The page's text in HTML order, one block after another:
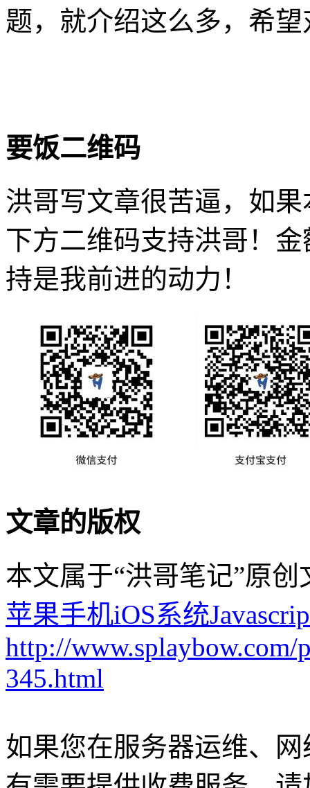
题，就介绍这么多，希
要饭二维码
洪哥写文章很苦逼，如
下方二维码支持洪哥！
持是我前进的动力！
文章的版权
本文属于“洪哥笔记”原
苹果手机iOS系统
http://www.splaybow.com/
345.html
如果您在服务器运维、